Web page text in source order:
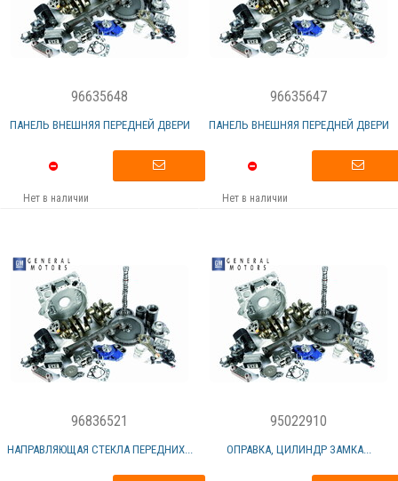
96635648
ПАНЕЛЬ ВНЕШНЯЯ ПЕРЕДНЕЙ ДВЕРИ
Нет в наличии
96635647
ПАНЕЛЬ ВНЕШНЯЯ ПЕРЕДНЕЙ ДВЕРИ
Нет в наличии
96836521
НАПРАВЛЯЮЩАЯ СТЕКЛА ПЕРЕДНИХ...
95022910
ОПРАВКА, ЦИЛИНДР ЗАМКА...